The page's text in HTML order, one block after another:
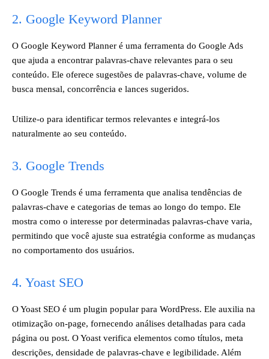
2. Google Keyword Planner
O Google Keyword Planner é uma ferramenta do Google Ads
que ajuda a encontrar palavras-chave relevantes para o seu
conteúdo. Ele oferece sugestões de palavras-chave, volume de
busca mensal, concorrência e lances sugeridos.
Utilize-o para identificar termos relevantes e integrá-los
naturalmente ao seu conteúdo.
3. Google Trends
O Google Trends é uma ferramenta que analisa tendências de
palavras-chave e categorias de temas ao longo do tempo. Ele
mostra como o interesse por determinadas palavras-chave varia,
permitindo que você ajuste sua estratégia conforme as mudanças
no comportamento dos usuários.
4. Yoast SEO
O Yoast SEO é um plugin popular para WordPress. Ele auxilia na
otimização on-page, fornecendo análises detalhadas para cada
página ou post. O Yoast verifica elementos como títulos, meta
descrições, densidade de palavras-chave e legibilidade. Além